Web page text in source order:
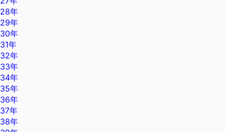
28年
29年
30年
31年
32年
33年
34年
35年
36年
37年
38年